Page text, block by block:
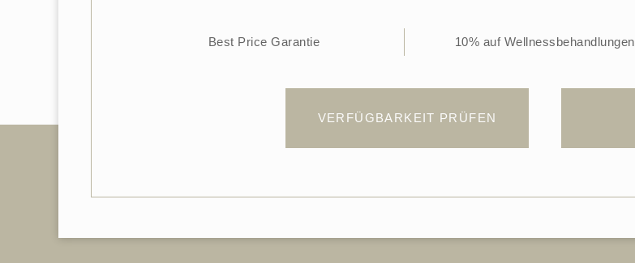
Best Price Garantie 10% auf Wellnessbehandlungen
VERFÜGBARKEIT PRÜFEN